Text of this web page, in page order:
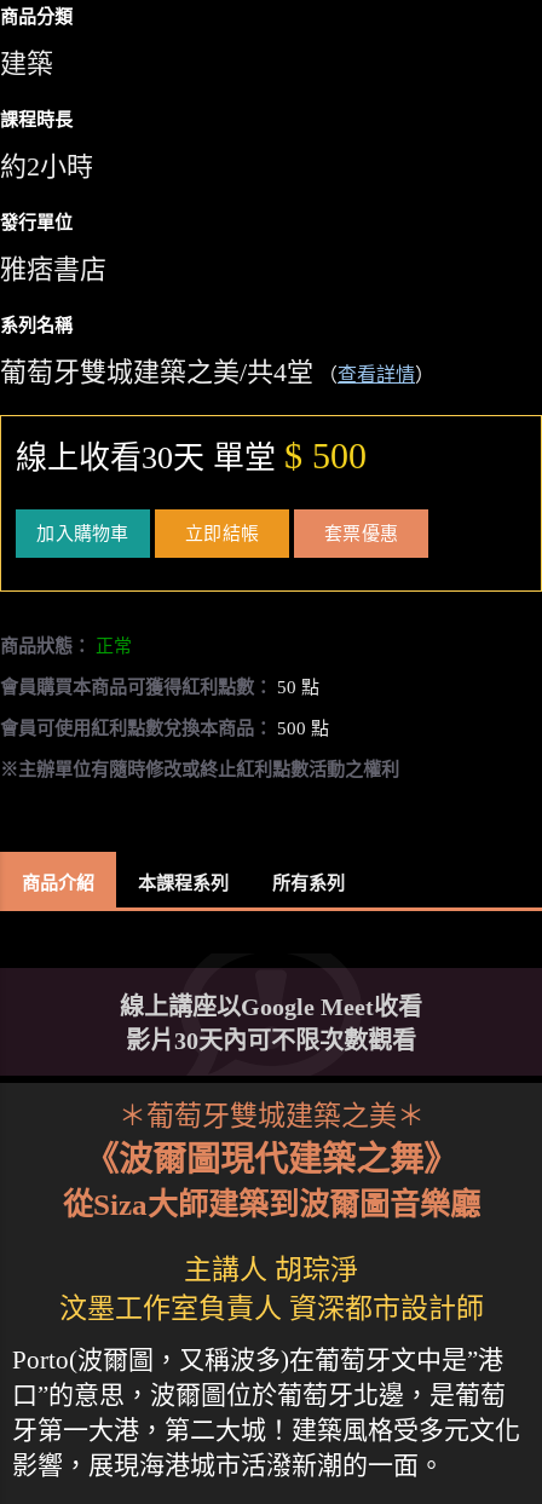
商品分類
建築
課程時長
約2小時
發行單位
雅痞書店
系列名稱
葡萄牙雙城建築之美/共4堂 （查看詳情）
線上收看30天 單堂 $ 500
加入購物車 立即結帳 套票優惠
商品狀態： 正常
會員購買本商品可獲得紅利點數： 50 點
會員可使用紅利點數兌換本商品： 500 點
※主辦單位有隨時修改或終止紅利點數活動之權利
商品介紹 本課程系列 所有系列
線上講座以Google Meet收看
影片30天內可不限次數觀看
＊葡萄牙雙城建築之美＊
《波爾圖現代建築之舞》
從Siza大師建築到波爾圖音樂廳
主講人 胡琮淨
汶墨工作室負責人 資深都市設計師
Porto(波爾圖，又稱波多)在葡萄牙文中是”港
口”的意思，波爾圖位於葡萄牙北邊，是葡萄
牙第一大港，第二大城！建築風格受多元文化
影響，展現海港城市活潑新潮的一面。